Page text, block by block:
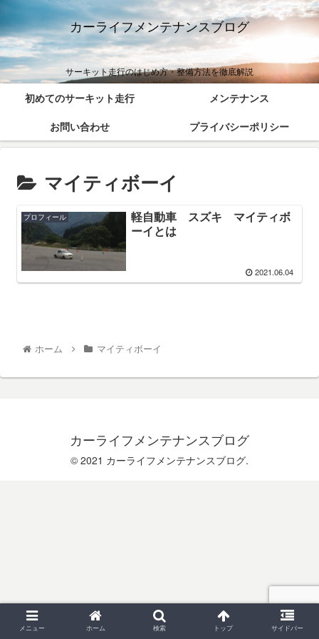
カーライフメンテナンスブログ
サーキット走行のはじめ方・整備方法を徹底解説
初めてのサーキット走行
メンテナンス
お問い合わせ
プライバシーポリシー
マイティボーイ
プロフィール
軽自動車 スズキ マイティボ
ーイとは
2021.06.04
ホーム マイティボーイ
カーライフメンテナンスブログ
© 2021 カーライフメンテナンスブログ.
メニュー ホーム 検索 トップ サイドバー